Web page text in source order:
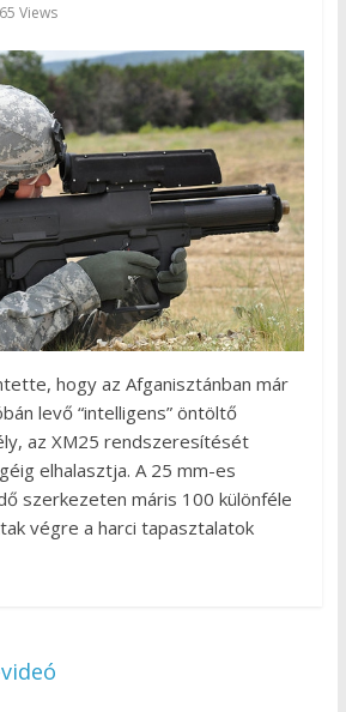
Views
hogy az Afganisztánban már
levő “intelligens” öntöltő
az XM25 rendszeresítését
elhalasztja. A 25 mm-es
szerkezeten máris 100 különféle
végre a harci tapasztalatok